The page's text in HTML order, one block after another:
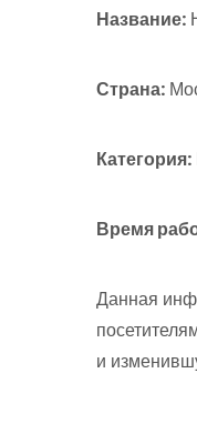
Название:
Страна:
Категория:
Время
Данная
и